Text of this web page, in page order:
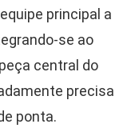
principal a
se ao
central do
precisa
ponta.